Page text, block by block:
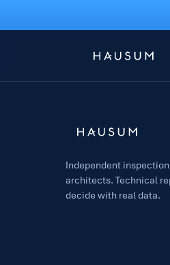
Independent
architects. Technical
decide with real data.